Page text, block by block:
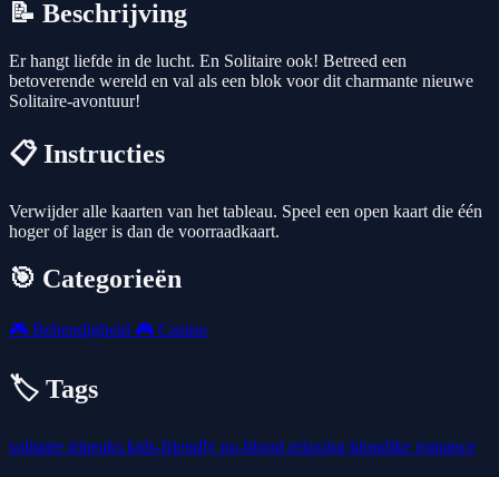
📝 Beschrijving
Er hangt liefde in de lucht. En Solitaire ook! Betreed een
betoverende wereld en val als een blok voor dit charmante nieuwe
Solitaire-avontuur!
📋 Instructies
Verwijder alle kaarten van het tableau. Speel een open kaart die één
hoger of lager is dan de voorraadkaart.
🎯 Categorieën
🎮 Behendigheid 🎮 Casino
🏷️ Tags
solitaire tripeaks kids-friendly no-blood relaxing klondike romance